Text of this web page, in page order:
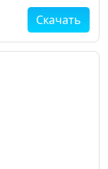
Скачать